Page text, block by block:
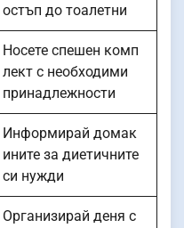
остъп до тоалетни
Носете спешен комп
лект с необходими
принадлежности
Информирай домак
ините за диетичните
си нужди
Организирай деня с